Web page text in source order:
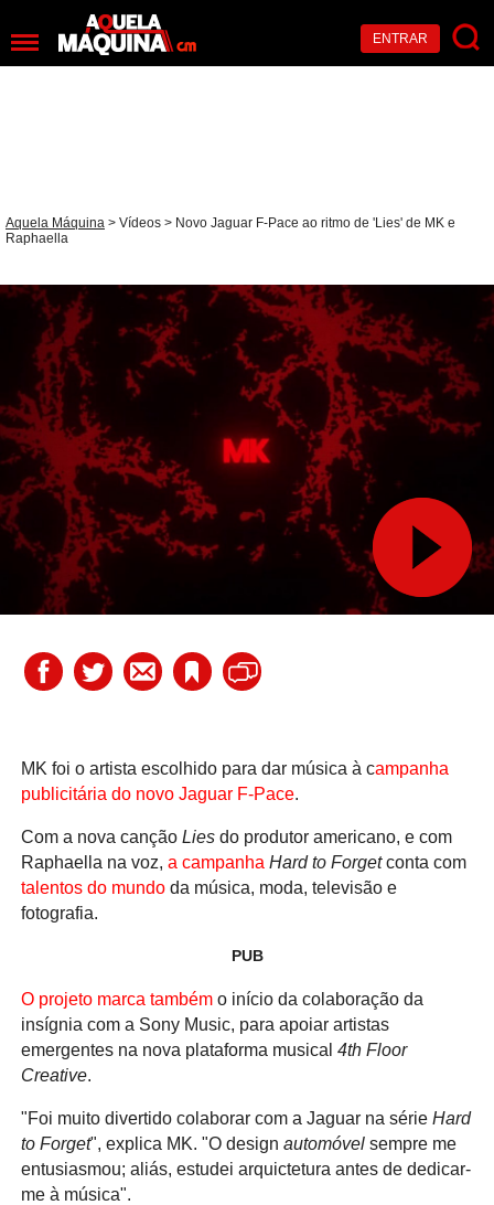
ENTRAR
Aquela Máquina > Vídeos > Novo Jaguar F-Pace ao ritmo de 'Lies' de MK e
Raphaella
MK foi o artista escolhido para dar música à campanha
publicitária do novo Jaguar F-Pace.
Com a nova canção Liesdo produtor americano, e com
Raphaella na voz, a campanha Hard to Forgetconta com
talentos do mundoda música, moda, televisão e
fotografia.
PUB
O projeto marca tambémo início da colaboração da
insígnia com a Sony Music, para apoiar artistas
emergentes na nova plataforma musical 4th Floor
Creative.
"Foi muito divertido colaborar com a Jaguar na série Hard
to Forget", explica MK. "O design automóvelsempre me
entusiasmou; aliás, estudei arquictetura antes de dedicar-
me à música".